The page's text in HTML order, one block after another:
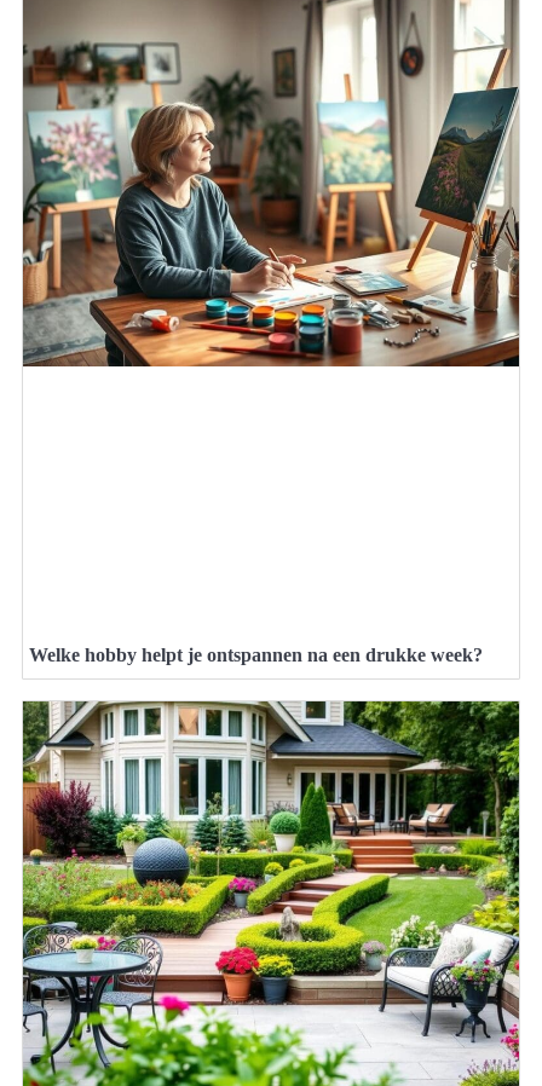
Welke hobby helpt je ontspannen na een drukke week?